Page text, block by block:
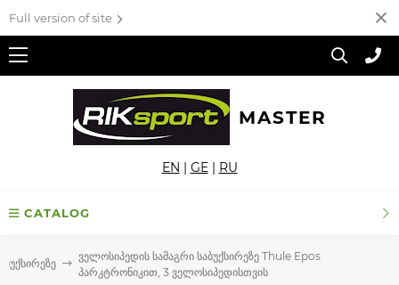
Full version of site
MASTER
EN | GE| RU
CATALOG
ველოსიპედის სამაგრი საბუქსირეზე Thule Epos
პარკტრონიკით, 3 ველოსიპედისთვის